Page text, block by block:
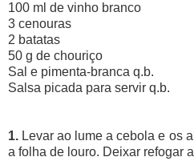
100 ml de vinho branco
3 cenouras
2 batatas
50 g de chouriço
Sal e pimenta-branca q.b.
Salsa picada para servir q.b.
1. Levar ao lume a cebola e os
a folha de louro. Deixar refogar